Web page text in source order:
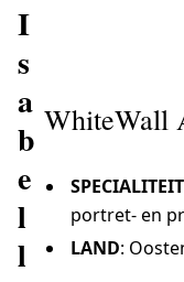
I
s
a
b
e
l
l
WhiteWall
portret- en
LAND: